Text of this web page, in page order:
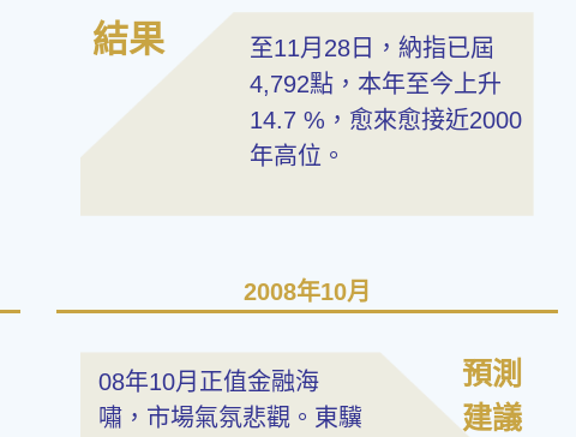
結果
至11月28日，納指已屆
4,792點，本年至今上升
14.7 %，愈來愈接近2000
年高位。
2008年10月
08年10月正值金融海
嘯，市場氣氛悲觀。東驥
預測
建議